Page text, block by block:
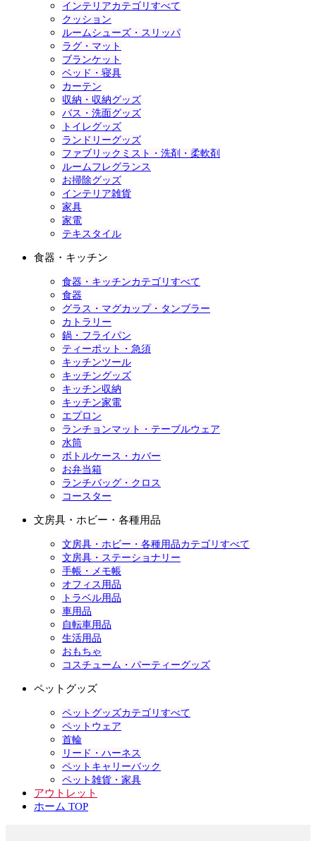
インテリアカテゴリすべて
クッション
ルームシューズ・スリッパ
ラグ・マット
ブランケット
ベッド・寝具
カーテン
収納・収納グッズ
バス・洗面グッズ
トイレグッズ
ランドリーグッズ
ファブリックミスト・洗剤・柔軟剤
ルームフレグランス
お掃除グッズ
インテリア雑貨
家具
家電
テキスタイル
食器・キッチン
食器・キッチンカテゴリすべて
食器
グラス・マグカップ・タンブラー
カトラリー
鍋・フライパン
ティーポット・急須
キッチンツール
キッチングッズ
キッチン収納
キッチン家電
エプロン
ランチョンマット・テーブルウェア
水筒
ボトルケース・カバー
お弁当箱
ランチバッグ・クロス
コースター
文房具・ホビー・各種用品
文房具・ホビー・各種用品カテゴリすべて
文房具・ステーショナリー
手帳・メモ帳
オフィス用品
トラベル用品
車用品
自転車用品
生活用品
おもちゃ
コスチューム・パーティーグッズ
ペットグッズ
ペットグッズカテゴリすべて
ペットウェア
首輪
リード・ハーネス
ペットキャリーバック
ペット雑貨・家具
アウトレット
ホーム TOP